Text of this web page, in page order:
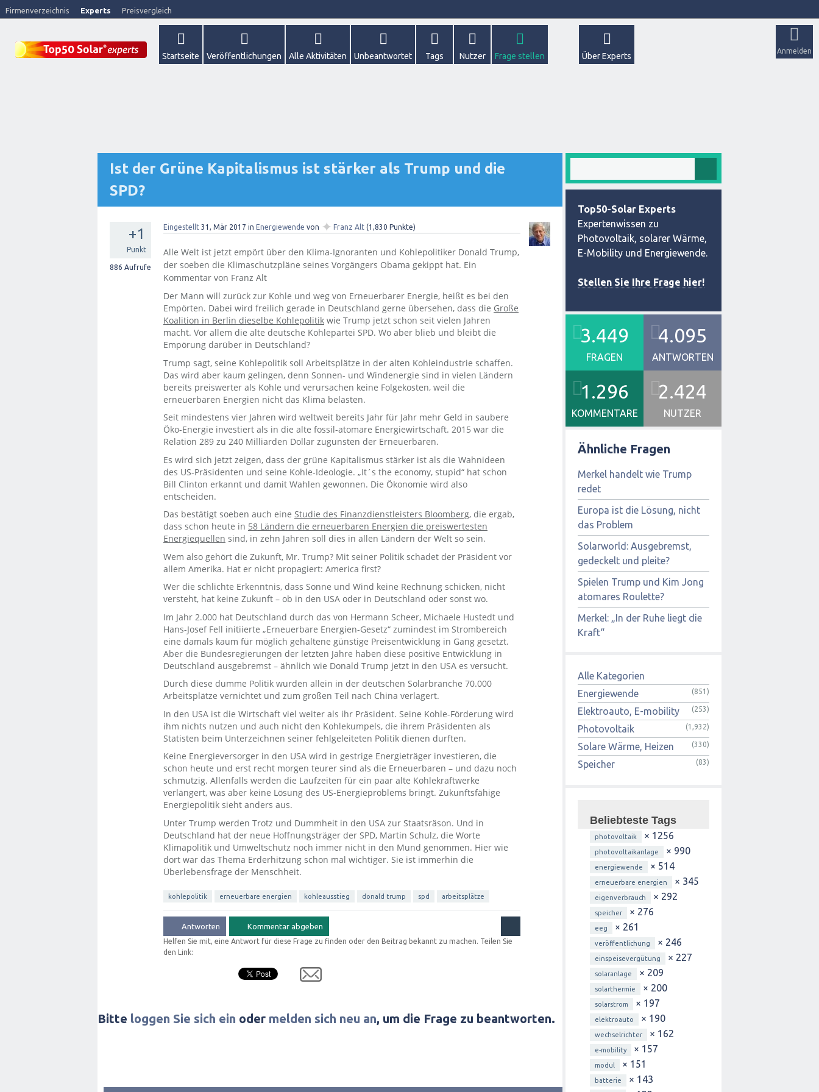
Firmenverzeichnis Experts Preisvergleich
Anmelden
Startseite Veröffentlichungen Alle Aktivitäten Unbeantwortet Tags Nutzer Frage stellen Über Experts
Ist der Grüne Kapitalismus ist stärker als Trump und die
SPD?
+1
Punkt
886 Aufrufe
Eingestellt 31, Mär 2017 in Energiewende von ✦ Franz Alt (1,830 Punkte)
Alle Welt ist jetzt empört über den Klima-Ignoranten und Kohlepolitiker Donald Trump,
der soeben die Klimaschutzpläne seines Vorgängers Obama gekippt hat. Ein
Kommentar von Franz Alt
Der Mann will zurück zur Kohle und weg von Erneuerbarer Energie, heißt es bei den
Empörten. Dabei wird freilich gerade in Deutschland gerne übersehen, dass die Große
Koalition in Berlin dieselbe Kohlepolitik wie Trump jetzt schon seit vielen Jahren
macht. Vor allem die alte deutsche Kohlepartei SPD. Wo aber blieb und bleibt die
Empörung darüber in Deutschland?
Trump sagt, seine Kohlepolitik soll Arbeitsplätze in der alten Kohleindustrie schaffen.
Das wird aber kaum gelingen, denn Sonnen- und Windenergie sind in vielen Ländern
bereits preiswerter als Kohle und verursachen keine Folgekosten, weil die
erneuerbaren Energien nicht das Klima belasten.
Seit mindestens vier Jahren wird weltweit bereits Jahr für Jahr mehr Geld in saubere
Öko-Energie investiert als in die alte fossil-atomare Energiewirtschaft. 2015 war die
Relation 289 zu 240 Milliarden Dollar zugunsten der Erneuerbaren.
Es wird sich jetzt zeigen, dass der grüne Kapitalismus stärker ist als die Wahnideen
des US-Präsidenten und seine Kohle-Ideologie. „It´s the economy, stupid“ hat schon
Bill Clinton erkannt und damit Wahlen gewonnen. Die Ökonomie wird also
entscheiden.
Das bestätigt soeben auch eine Studie des Finanzdienstleisters Bloomberg, die ergab,
dass schon heute in 58 Ländern die erneuerbaren Energien die preiswertesten
Energiequellen sind, in zehn Jahren soll dies in allen Ländern der Welt so sein.
Wem also gehört die Zukunft, Mr. Trump? Mit seiner Politik schadet der Präsident vor
allem Amerika. Hat er nicht propagiert: America first?
Wer die schlichte Erkenntnis, dass Sonne und Wind keine Rechnung schicken, nicht
versteht, hat keine Zukunft – ob in den USA oder in Deutschland oder sonst wo.
Im Jahr 2.000 hat Deutschland durch das von Hermann Scheer, Michaele Hustedt und
Hans-Josef Fell initiierte „Erneuerbare Energien-Gesetz“ zumindest im Strombereich
eine damals kaum für möglich gehaltene günstige Preisentwicklung in Gang gesetzt.
Aber die Bundesregierungen der letzten Jahre haben diese positive Entwicklung in
Deutschland ausgebremst – ähnlich wie Donald Trump jetzt in den USA es versucht.
Durch diese dumme Politik wurden allein in der deutschen Solarbranche 70.000
Arbeitsplätze vernichtet und zum großen Teil nach China verlagert.
In den USA ist die Wirtschaft viel weiter als ihr Präsident. Seine Kohle-Förderung wird
ihm nichts nutzen und auch nicht den Kohlekumpels, die ihrem Präsidenten als
Statisten beim Unterzeichnen seiner fehlgeleiteten Politik dienen durften.
Keine Energieversorger in den USA wird in gestrige Energieträger investieren, die
schon heute und erst recht morgen teurer sind als die Erneuerbaren – und dazu noch
schmutzig. Allenfalls werden die Laufzeiten für ein paar alte Kohlekraftwerke
verlängert, was aber keine Lösung des US-Energieproblems bringt. Zukunftsfähige
Energiepolitik sieht anders aus.
Unter Trump werden Trotz und Dummheit in den USA zur Staatsräson. Und in
Deutschland hat der neue Hoffnungsträger der SPD, Martin Schulz, die Worte
Klimapolitik und Umweltschutz noch immer nicht in den Mund genommen. Hier wie
dort war das Thema Erderhitzung schon mal wichtiger. Sie ist immerhin die
Überlebensfrage der Menschheit.
kohlepolitik erneuerbare energien kohleausstieg donald trump spd arbeitsplätze
Helfen Sie mit, eine Antwort für diese Frage zu finden oder den Beitrag bekannt zu machen. Teilen Sie
den Link:
Bitte loggen Sie sich ein oder melden sich neu an, um die Frage zu beantworten.
Top50-Solar Experts
Expertenwissen zu
Photovoltaik, solarer Wärme,
E-Mobility und Energiewende.
Stellen Sie Ihre Frage hier!
3.449
FRAGEN
4.095
ANTWORTEN
1.296
KOMMENTARE
2.424
NUTZER
Ähnliche Fragen
Merkel handelt wie Trump
redet
Europa ist die Lösung, nicht
das Problem
Solarworld: Ausgebremst,
gedeckelt und pleite?
Spielen Trump und Kim Jong
atomares Roulette?
Merkel: „In der Ruhe liegt die
Kraft“
Alle Kategorien
Energiewende
(851)
Elektroauto, E-mobility (253)
Photovoltaik (1,932)
Solare Wärme, Heizen (330)
Speicher (83)
Beliebteste Tags
photovoltaik × 1256
photovoltaikanlage × 990
energiewende × 514
erneuerbare energien × 345
eigenverbrauch × 292
speicher × 276
eeg × 261
veröffentlichung × 246
einspeisevergütung × 227
solaranlage × 209
solarthermie × 200
solarstrom × 197
elektroauto × 190
wechselrichter × 162
e-mobility × 157
modul × 151
batterie × 143